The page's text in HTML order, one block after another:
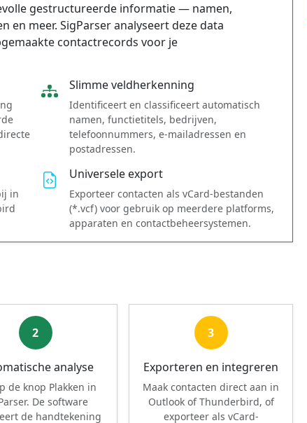
gestructureerde informatie — namen,
meer. SigParser analyseert deze data
contactrecords voor je
Slimme veldherkenning
Identificeert en classificeert automatisch
namen, functietitels, bedrijven,
telefoonnummers, e-mailadressen en
postadressen.
in
Universele export
Exporteer contacten als vCard-bestanden
(*.vcf) voor gebruik op meerdere platforms,
apparaten en contactbeheersystemen.
2
analyse
de knop Plakken in
De software
de handtekening
3
Exporteren en integreren
Maak contacten direct aan in
Outlook of Thunderbird, of
exporteer als vCard-